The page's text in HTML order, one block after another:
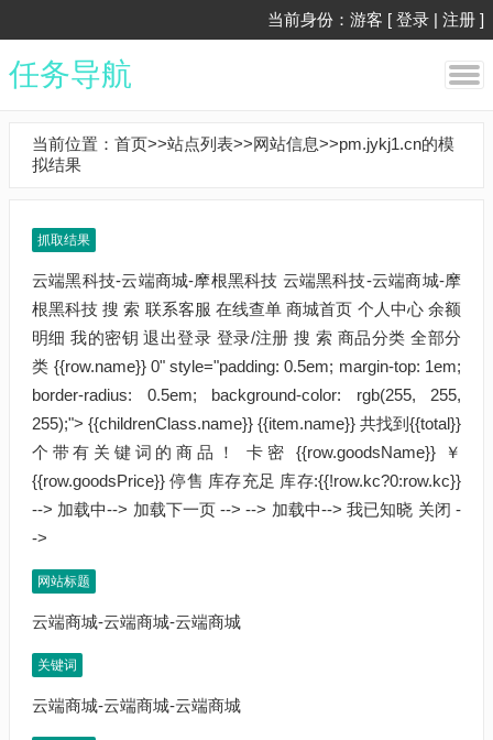
当前身份：游客 [ 登录 | 注册 ]
任务导航
当前位置： 首页>>站点列表>>网站信息>>pm.jykj1.cn的模
拟结果
抓取结果
云端黑科技-云端商城-摩根黑科技 云端黑科技-云端商城-摩根黑科技 搜 索 联系客服 在线查单 商城首页 个人中心 余额明细 我的密钥 退出登录 登录/注册 搜 索 商品分类 全部分类 {{row.name}} 0" style="padding: 0.5em; margin-top: 1em; border-radius: 0.5em; background-color: rgb(255, 255, 255);"> {{childrenClass.name}} {{item.name}} 共找到{{total}}个带有关键词的商品！ 卡密 {{row.goodsName}} ￥{{row.goodsPrice}} 停售 库存充足
网站标题
云端商城-云端商城-云端商城
关键词
云端商城-云端商城-云端商城